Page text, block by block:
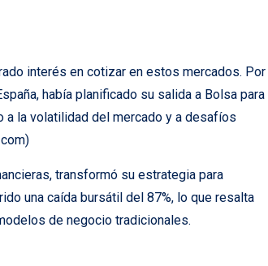
interés en cotizar en estos mercados. Por
había planificado su salida a Bolsa para
a la volatilidad del mercado y a desafíos
transformó su estrategia para
una caída bursátil del 87%, lo que resalta
de negocio tradicionales.